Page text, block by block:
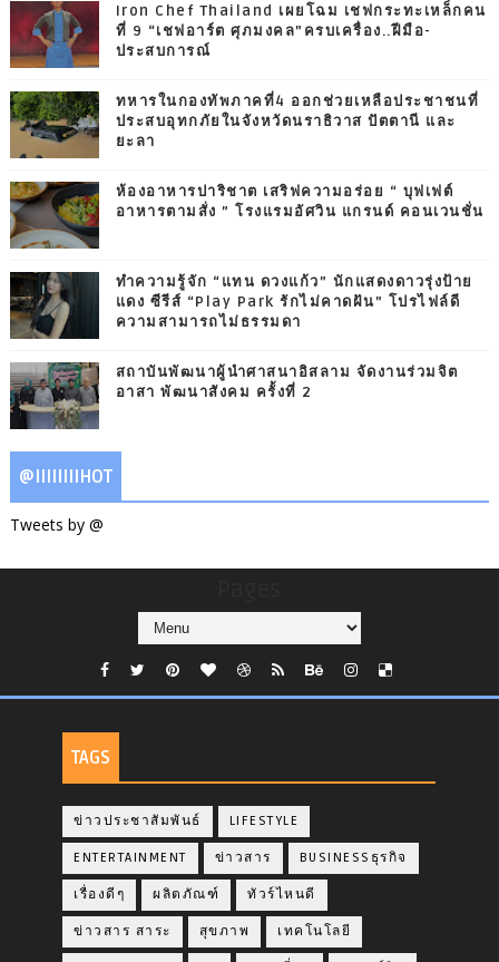
Iron Chef Thailand เผยโฉม เชฟกระทะเหล็กคน
ที่ 9 “เชฟอาร์ต ศุภมงคล”ครบเครื่อง..ฝีมือ-
ประสบการณ์
ทหารในกองทัพภาคที่4 ออกช่วยเหลือประชาชนที่
ประสบอุทกภัยในจังหวัดนราธิวาส ปัตตานี และ
ยะลา
ห้องอาหารปาริชาต เสริฟความอร่อย “ บุฟเฟต์
อาหารตามสั่ง ” โรงแรมอัศวิน แกรนด์ คอนเวนชั่น
ทำความรู้จัก “แทน ดวงแก้ว” นักแสดงดาวรุ่งป้าย
แดง ซีรีส์ “Play Park รักไม่คาดฝัน” โปรไฟล์ดี
ความสามารถไม่ธรรมดา
สถาบันพัฒนาผู้นำศาสนาอิสลาม จัดงานร่วมจิต
อาสา พัฒนาสังคม ครั้งที่ 2
@IIIIIIIIHOT
Tweets by @
TAGS
ข่าวประชาสัมพันธ์ LIFESTYLE
ENTERTAINMENT ข่าวสาร BUSINESSธุรกิจ
เรื่องดีๆ ผลิตภัณฑ์ ทัวร์ไหนดี
ข่าวสาร สาระ สุขภาพ เทคโนโลยี